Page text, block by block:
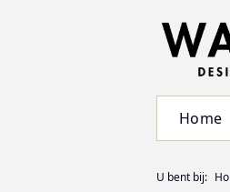
Home
U bent bij: